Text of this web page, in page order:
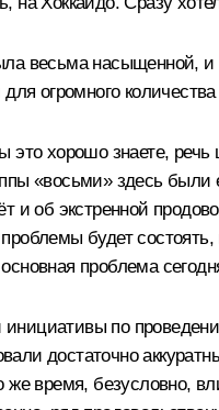
весьма насыщенной,
для огромного
это хорошо знаете,
«восьми» здесь
и об экстренной
будет
проблема
по
достаточно
же время, безусловно,